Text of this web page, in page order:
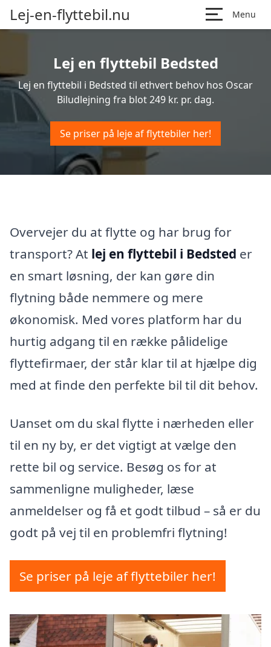
Lej-en-flyttebil.nu Menu
Lej en flyttebil Bedsted
Lej en flyttebil i Bedsted til ethvert behov hos Oscar
Biludlejning fra blot 249 kr. pr. dag.
Se priser på leje af flyttebiler her!
Overvejer du at flytte og har brug for
transport? At lej en flyttebil i Bedsted er
en smart løsning, der kan gøre din
flytning både nemmere og mere
økonomisk. Med vores platform har du
hurtig adgang til en række pålidelige
flyttefirmaer, der står klar til at hjælpe dig
med at finde den perfekte bil til dit behov.
Uanset om du skal flytte i nærheden eller
til en ny by, er det vigtigt at vælge den
rette bil og service. Besøg os for at
sammenligne muligheder, læse
anmeldelser og få et godt tilbud – så er du
godt på vej til en problemfri flytning!
Se priser på leje af flyttebiler her!